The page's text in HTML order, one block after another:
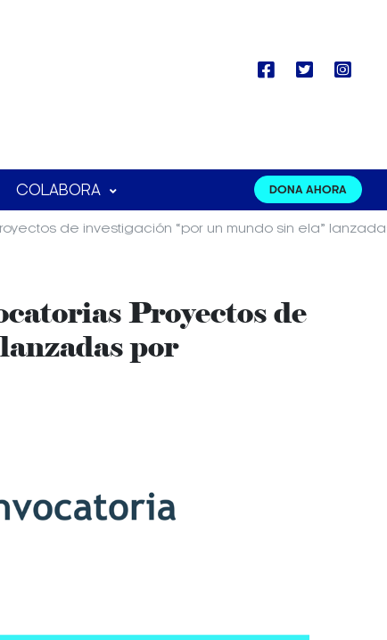
COLABORA DONA AHORA
de investigación “por un mundo sin ela”
Proyectos de
por